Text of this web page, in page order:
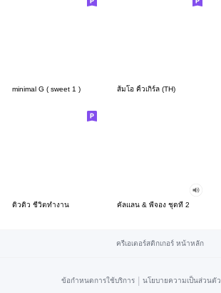
minimal G ( sweet 1 ) ส้มโอ คิ้วเกิร์ล (TH)
ดิวดิว ชีวิตทำงาน คัลแลน & พี่จอง ชุดที่ 2
ครีเอเตอร์สติกเกอร์ หน้าหลัก
ข้อกำหนดการใช้บริการ | นโยบายความเป็นส่วนตัว